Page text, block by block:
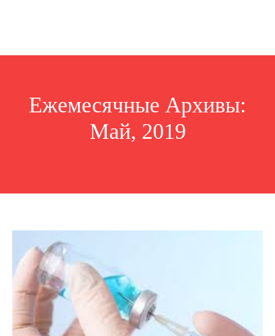
Ежемесячные Архивы:
Май, 2019